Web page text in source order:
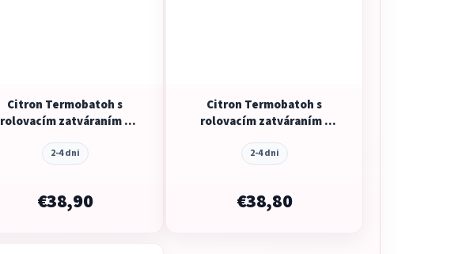
Citron Termobatoh s
rolovacím zatváraním –
2-4 dni
€38,90
Citron Termobatoh s
rolovacím zatváraním -
2-4 dni
€38,80